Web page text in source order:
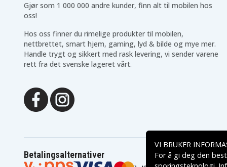
Gjør som 1 000 000 andre kunder, finn alt til mobilen hos
oss!
Hos oss finner du rimelige produkter til mobilen,
nettbrettet, smart hjem, gaming, lyd & bilde og mye mer.
Handle trygt og sikkert med rask levering, vi sender varene
rett fra det svenske lageret vårt.
Betalingsalternativer
VI BRUKER
For å gi deg den